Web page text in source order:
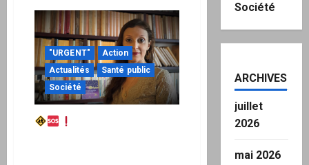
Freeman
Dyson
:
La
Terre
entière
est
plus
verte
grâce
"URGENT"
Action
Actualités
Santé public
Société
Société
ARCHIVES
juillet
2026
mai 2026